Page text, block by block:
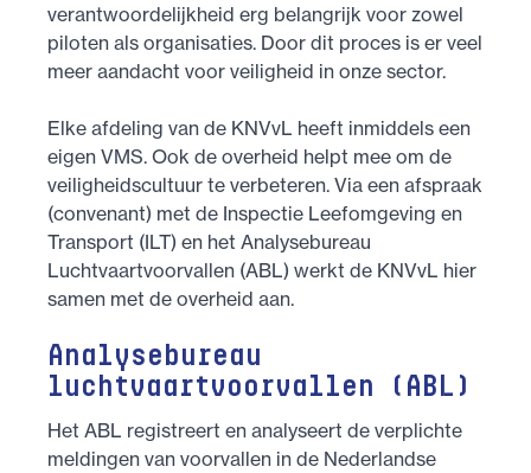
verantwoordelijkheid erg belangrijk voor zowel
piloten als organisaties. Door dit proces is er veel
meer aandacht voor veiligheid in onze sector.
Elke afdeling van de KNVvL heeft inmiddels een
eigen VMS. Ook de overheid helpt mee om de
veiligheidscultuur te verbeteren. Via een afspraak
(convenant) met de Inspectie Leefomgeving en
Transport (ILT) en het Analysebureau
Luchtvaartvoorvallen (ABL) werkt de KNVvL hier
samen met de overheid aan.
Analysebureau
luchtvaartvoorvallen (ABL)
Het ABL registreert en analyseert de verplichte
meldingen van voorvallen in de Nederlandse